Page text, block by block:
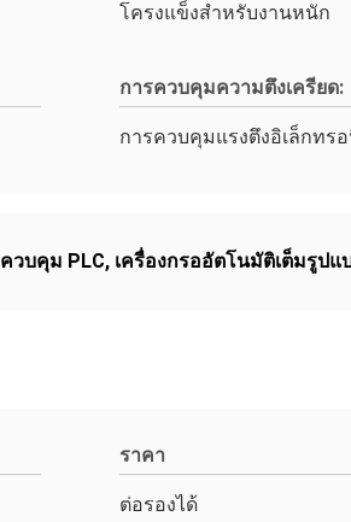
โครงแข็งสำหรับงานหนัก
การควบคุมความตึงเครียด:
การควบคุมแรงตึงอิเล็กทร
วบคุม PLC, เครื่องกรออัตโนมัติเต็มรูปแ
ราคา
ต่อรองได้